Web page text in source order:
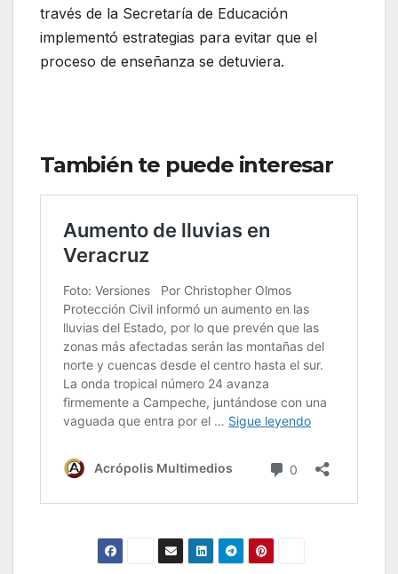
través de la Secretaría de Educación
implementó estrategias para evitar que el
proceso de enseñanza se detuviera.
También te puede interesar